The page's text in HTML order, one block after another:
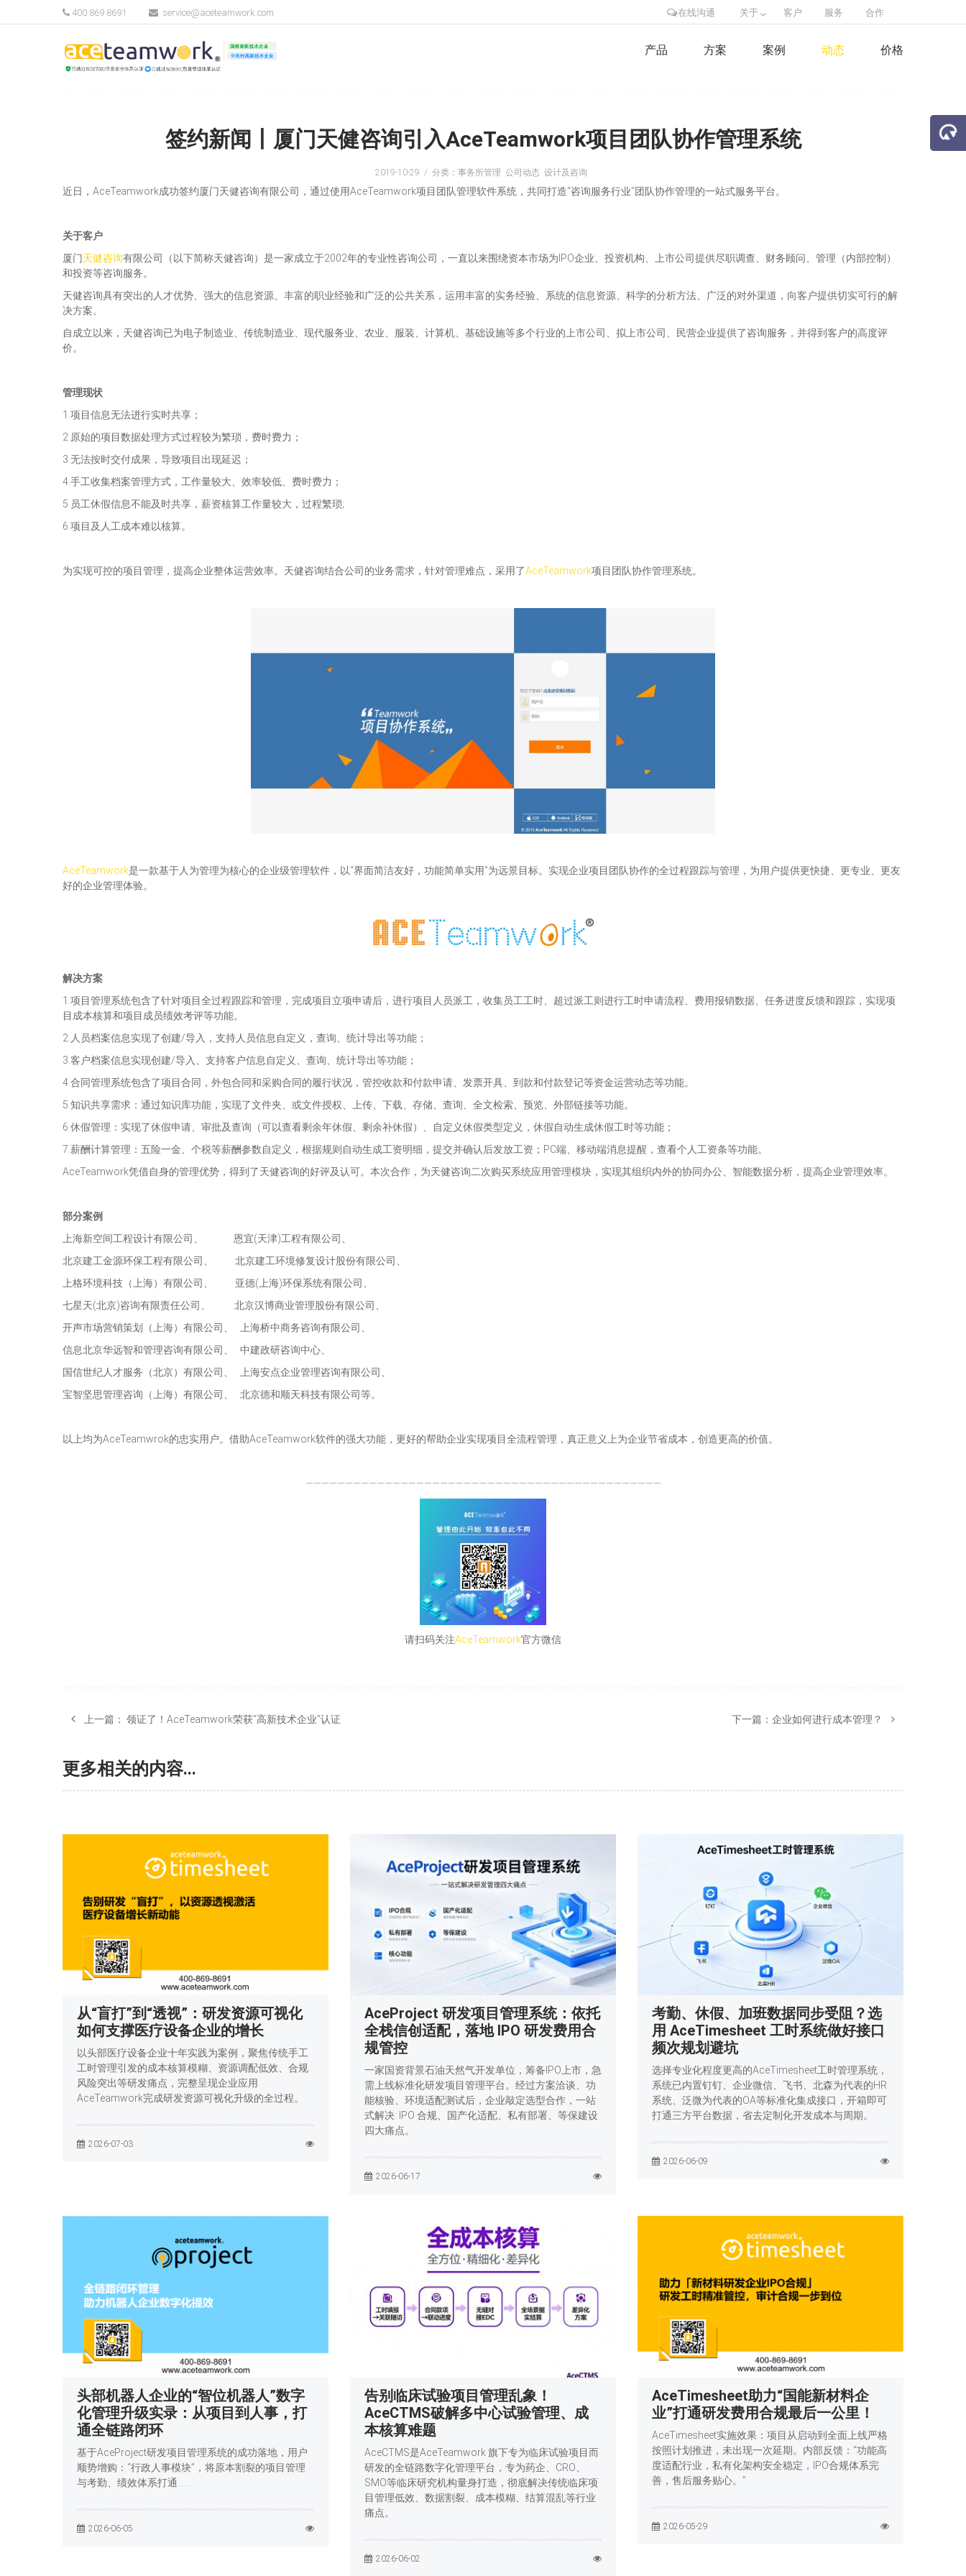
在线沟通 关于 客户 服务 合作
400 869 8691 service@aceteamwork.com
产品 方案 案例 动态 价格
签约新闻丨厦门天健咨询引入AceTeamwork项目团队协作管理系统
2019-10-29 分类：事务所管理 公司动态 设计及咨询
近日，AceTeamwork成功签约厦门天健咨询有限公司，通过使用AceTeamwork项目团队管理软件系统，共同打造“咨询服务行业”团队协作管理的一站式服务平台。
关于客户
厦门天健咨询有限公司（以下简称天健咨询）是一家成立于2002年的专业性咨询公司，一直以来围绕资本市场为IPO企业、投资机构、上市公司提供尽职调查、财务顾问、管理（内部控制）
和投资等咨询服务。
天健咨询具有突出的人才优势、强大的信息资源、丰富的职业经验和广泛的公共关系，运用丰富的实务经验、系统的信息资源、科学的分析方法、广泛的对外渠道，向客户提供切实可行的解
决方案。
自成立以来，天健咨询已为电子制造业、传统制造业、现代服务业、农业、服装、计算机、基础设施等多个行业的上市公司、拟上市公司、民营企业提供了咨询服务，并得到客户的高度评
价。
管理现状
1.项目信息无法进行实时共享；
2.原始的项目数据处理方式过程较为繁琐，费时费力；
3.无法按时交付成果，导致项目出现延迟；
4.手工收集档案管理方式，工作量较大、效率较低、费时费力；
5.员工休假信息不能及时共享，薪资核算工作量较大，过程繁琐;
6.项目及人工成本难以核算。
为实现可控的项目管理，提高企业整体运营效率。天健咨询结合公司的业务需求，针对管理难点，采用了AceTeamwork项目团队协作管理系统。
AceTeamwork是一款基于人为管理为核心的企业级管理软件，以“界面简洁友好，功能简单实用”为远景目标。实现企业项目团队协作的全过程跟踪与管理，为用户提供更快捷、更专业、更友
好的企业管理体验。
解决方案
1.项目管理系统包含了针对项目全过程跟踪和管理，完成项目立项申请后，进行项目人员派工，收集员工工时、超过派工则进行工时申请流程、费用报销数据、任务进度反馈和跟踪，实现项
目成本核算和项目成员绩效考评等功能。
2.人员档案信息实现了创建/导入，支持人员信息自定义，查询、统计导出等功能；
3.客户档案信息实现创建/导入、支持客户信息自定义、查询、统计导出等功能；
4.合同管理系统包含了项目合同，外包合同和采购合同的履行状况，管控收款和付款申请、发票开具、到款和付款登记等资金运营动态等功能。
5.知识共享需求：通过知识库功能，实现了文件夹、或文件授权、上传、下载、存储、查询、全文检索、预览、外部链接等功能。
6.休假管理：实现了休假申请、审批及查询（可以查看剩余年休假、剩余补休假）、自定义休假类型定义，休假自动生成休假工时等功能；
7.薪酬计算管理：五险一金、个税等薪酬参数自定义，根据规则自动生成工资明细，提交并确认后发放工资；PC端、移动端消息提醒，查看个人工资条等功能。
AceTeamwork凭借自身的管理优势，得到了天健咨询的好评及认可。本次合作，为天健咨询二次购买系统应用管理模块，实现其组织内外的协同办公、智能数据分析，提高企业管理效率。
部分案例
上海新空间工程设计有限公司、 恩宜(天津)工程有限公司、
北京建工金源环保工程有限公司、 北京建工环境修复设计股份有限公司、
上格环境科技（上海）有限公司、 亚德(上海)环保系统有限公司、
七星天(北京)咨询有限责任公司、 北京汉博商业管理股份有限公司、
开声市场营销策划（上海）有限公司、 上海桥中商务咨询有限公司、
信息北京华远智和管理咨询有限公司、 中建政研咨询中心、
国信世纪人才服务（北京）有限公司、 上海安点企业管理咨询有限公司、
宝智坚思管理咨询（上海）有限公司、 北京德和顺天科技有限公司等。
以上均为AceTeamwrok的忠实用户。借助AceTeamwork软件的强大功能，更好的帮助企业实现项目全流程管理，真正意义上为企业节省成本，创造更高的价值。
—————————————————————————————————————————————
请扫码关注AceTeamwork官方微信
上一篇： 领证了！AceTeamwork荣获“高新技术企业”认证 下一篇： 企业如何进行成本管理？
更多相关的内容...
从“盲打”到“透视”：研发资源可视化
如何支撑医疗设备企业的增长
以头部医疗设备企业十年实践为案例，聚焦传统手工
工时管理引发的成本核算模糊、资源调配低效、合规
风险突出等研发痛点，完整呈现企业应用
AceTeamwork完成研发资源可视化升级的全过程。
2026-07-03
AceProject 研发项目管理系统：依托
全栈信创适配，落地 IPO 研发费用合
规管控
一家国资背景石油天然气开发单位，筹备IPO上市，急
需上线标准化研发项目管理平台。经过方案洽谈、功
能核验、环境适配测试后，企业敲定选型合作，一站
式解决: IPO 合规、国产化适配、私有部署、等保建设
四大痛点。
2026-06-17
考勤、休假、加班数据同步受阻？选
用 AceTimesheet 工时系统做好接口
频次规划避坑
选择专业化程度更高的AceTimesheet工时管理系统，
系统已内置钉钉、企业微信、飞书、北森为代表的HR
系统、泛微为代表的OA等标准化集成接口，开箱即可
打通三方平台数据，省去定制化开发成本与周期。
2026-06-09
头部机器人企业的“智位机器人”数字
化管理升级实录：从项目到人事，打
通全链路闭环
基于AceProject研发项目管理系统的成功落地，用户
顺势增购：“行政人事模块”，将原本割裂的项目管理
与考勤、绩效体系打通……
2026-06-05
告别临床试验项目管理乱象！
AceCTMS破解多中心试验管理、成
本核算难题
AceCTMS是AceTeamwork 旗下专为临床试验项目而
研发的全链路数字化管理平台，专为药企、CRO、
SMO等临床研究机构量身打造，彻底解决传统临床项
目管理低效、数据割裂、成本模糊、结算混乱等行业
痛点。
2026-06-02
AceTimesheet助力“国能新材料企
业”打通研发费用合规最后一公里！
AceTimesheet实施效果：项目从启动到全面上线严格
按照计划推进，未出现一次延期。内部反馈：“功能高
度适配行业，私有化架构安全稳定，IPO合规体系完
善，售后服务贴心。”
2026-05-29